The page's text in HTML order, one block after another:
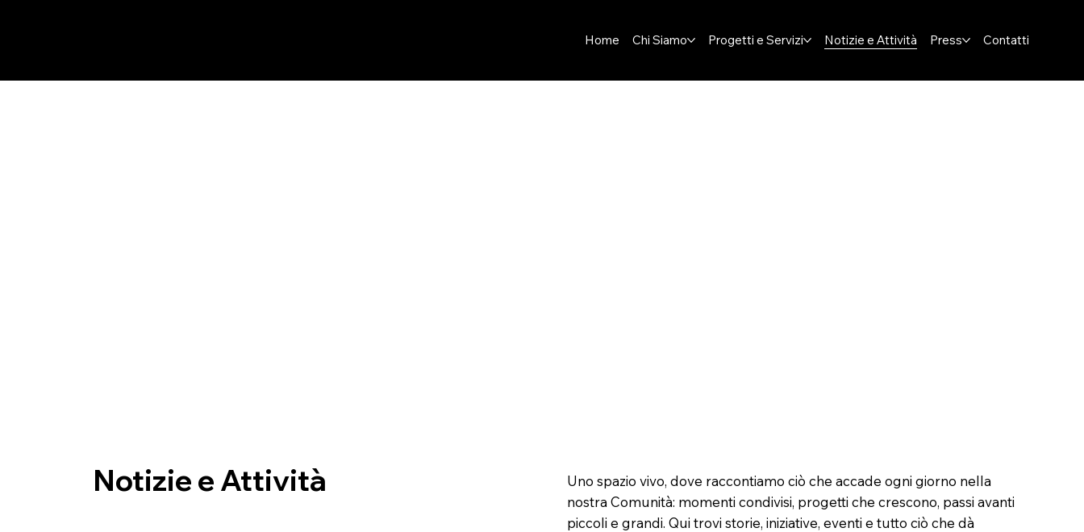
Home Chi Siamo Progetti e Servizi Notizie e Attività Press Contatti
Notizie e Attività
Uno spazio vivo, dove raccontiamo ciò che accade ogni giorno nella
nostra Comunità: momenti condivisi, progetti che crescono, passi avanti
piccoli e grandi. Qui trovi storie, iniziative, eventi e tutto ciò che dà